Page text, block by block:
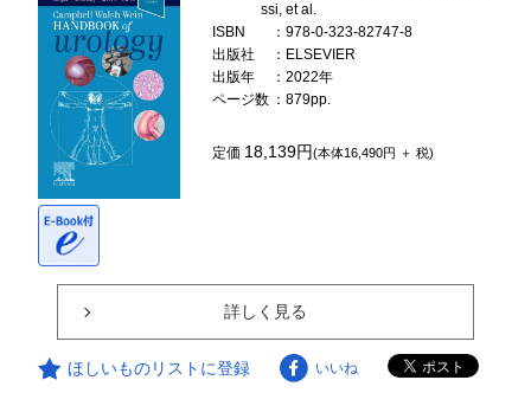
ssi, et al.
ISBN
：978-0-323-82747-8
出版社
：ELSEVIER
出版年
：2022年
ページ数 ：879pp.
定価 18,139円(本体16,490円 ＋ 税)
詳しく見る
ほしいものリストに登録 いいね